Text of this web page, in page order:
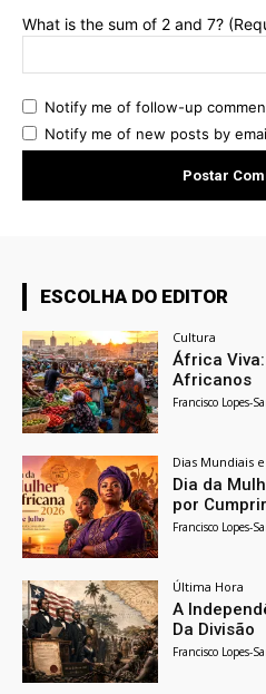
What is the sum of 2 and 7?
Notify me of follow-up
Notify me of new posts by
ESCOLHA DO EDITOR
Cultura
África
Africanos
Francisco Lopes-
Dias Mundiais
Dia da
por Cumprir
Francisco Lopes-
Última Hora
A
Da Divisão
Francisco Lopes-